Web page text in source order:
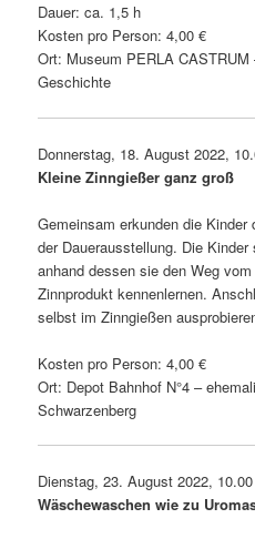
Dauer: ca. 1,5 h
Kosten pro Person: 4,00 €
Ort: Museum PERLA
Geschichte
Donnerstag, 18. August 2022,
Kleine Zinngießer ganz groß
Gemeinsam erkunden die
der Dauerausstellung. Die
anhand dessen sie den Weg
Zinnprodukt kennen­lernen.
selbst im Zinngießen
Kosten pro Person: 4,00 €
Ort: Depot Bahnhof N°4 –
Schwarzenberg
Dienstag, 23. August 2022,
Wäschewaschen wie zu